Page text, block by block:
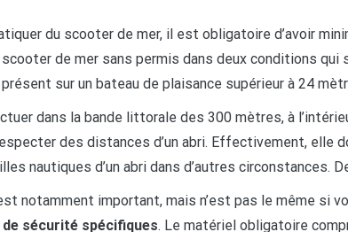
du scooter de mer, il est obligatoire d’avoir
de mer sans permis dans deux conditions
sur un bateau de plaisance supérieur à 24
dans la bande littorale des 300 mètres, à
des distances d’un abri. Effectivement, elle
nautiques d’un abri dans d’autres
notamment important, mais n’est pas le même si
sécurité spécifiques. Le matériel obligatoire